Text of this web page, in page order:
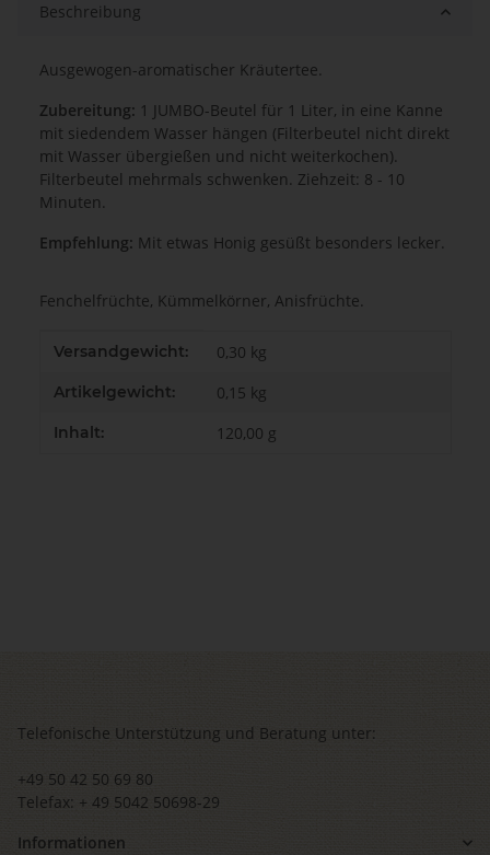
Beschreibung
Ausgewogen-aromatischer Kräutertee.
Zubereitung: 1 JUMBO-Beutel für 1 Liter, in eine Kanne
mit siedendem Wasser hängen (Filterbeutel nicht direkt
mit Wasser übergießen und nicht weiterkochen).
Filterbeutel mehrmals schwenken. Ziehzeit: 8 - 10
Minuten.
Empfehlung: Mit etwas Honig gesüßt besonders lecker.
Fenchelfrüchte, Kümmelkörner, Anisfrüchte.
Produkteigenschaft
Wert
Versandgewicht: 0,30 kg
Artikelgewicht: 0,15 kg
Inhalt: 120,00 g
Telefonische Unterstützung und Beratung unter:
+49 50 42 50 69 80
Telefax: + 49 5042 50698-29
Informationen